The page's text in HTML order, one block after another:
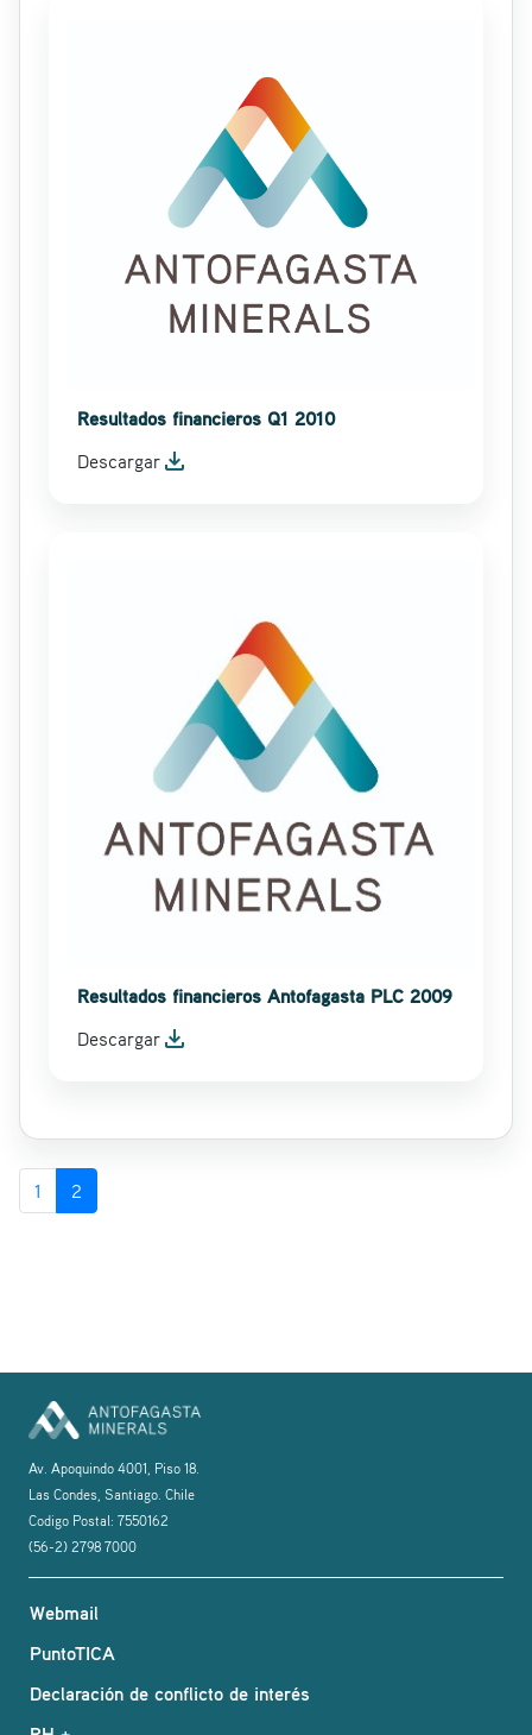
Resultados financieros Q1 2010
Descargar file_download
Resultados financieros Antofagasta PLC 2009
Descargar file_download
1 2
Av. Apoquindo 4001, Piso 18.
Las Condes, Santiago. Chile
Codigo Postal: 7550162
(56-2) 2798 7000
Webmail
PuntoTICA
Declaración de conflicto de interés